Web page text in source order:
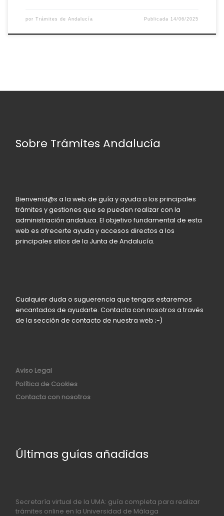
por Trámites de Andalucía Publicada 14/06/2025
Sobre Trámites Andalucía
Bienvenid@s a la web de guía y ayuda a los principales
trámites y gestiones que se pueden realizar con la
administración andaluza. El objetivo fundamental de esta
web es ofrecerte ayuda y accesos directos a los
principales sitios de la Junta de Andalucía.
Cualquier duda o suguerencia que tengas estaremos
encantados de ayudarte. Contacta con nosotros a través
de la sección de contacto de nuestra web ;-)
Aviso Legal
Política de Cookies
Contacta con nosotros
Últimas guías añadidas
Secretaría virtual de la UMA: guía completa para realizar
trámites online en la Universidad de Málaga